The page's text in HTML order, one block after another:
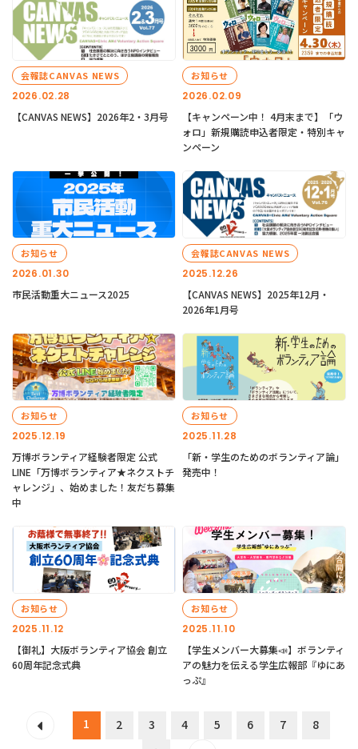
2026.02.28
会報誌CANVAS NEWS
【CANVAS NEWS】2026年2・3月号
2026.02.09
お知らせ
【キャンペーン中！ 4月末まで】「ウ
ォロ」新規購読申込者限定・特別キャ
ンペーン
2026.01.30
お知らせ
市民活動重大ニュース2025
2025.12.26
会報誌CANVAS NEWS
【CANVAS NEWS】2025年12月・
2026年1月号
2025.12.19
お知らせ
万博ボランティア経験者限定 公式
LINE「万博ボランティア★ネクストチ
ャレンジ」、始めました！友だち募集
中
2025.11.28
お知らせ
「新・学生のためのボランティア論」
発売中！
2025.11.12
お知らせ
【御礼】大阪ボランティア協会 創立
60周年記念式典
2025.11.10
お知らせ
【学生メンバー大募集📣】ボランティ
アの魅力を伝える学生広報部『ゆにあ
っぷ』
1 2 3 4 5 6 7
8